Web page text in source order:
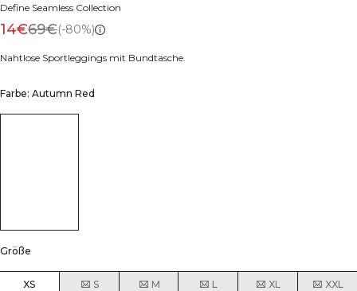
Define Seamless Collection
14€69€(-80%)
Nahtlose Sportleggings mit Bundtasche.
Farbe: Autumn Red
Größe
XS S M L XL XXL